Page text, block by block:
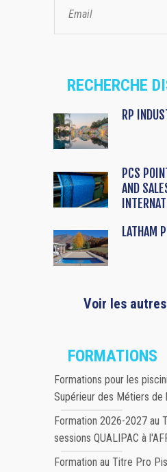
RECHERCHE
RP
PCS
AND
LATHAM
Voir les
FORMATIONS
Formations pour les
Supérieur des Métiers de
Formation 2026-2027 au
sessions QUALIPAC à
Formation au Titre Pro